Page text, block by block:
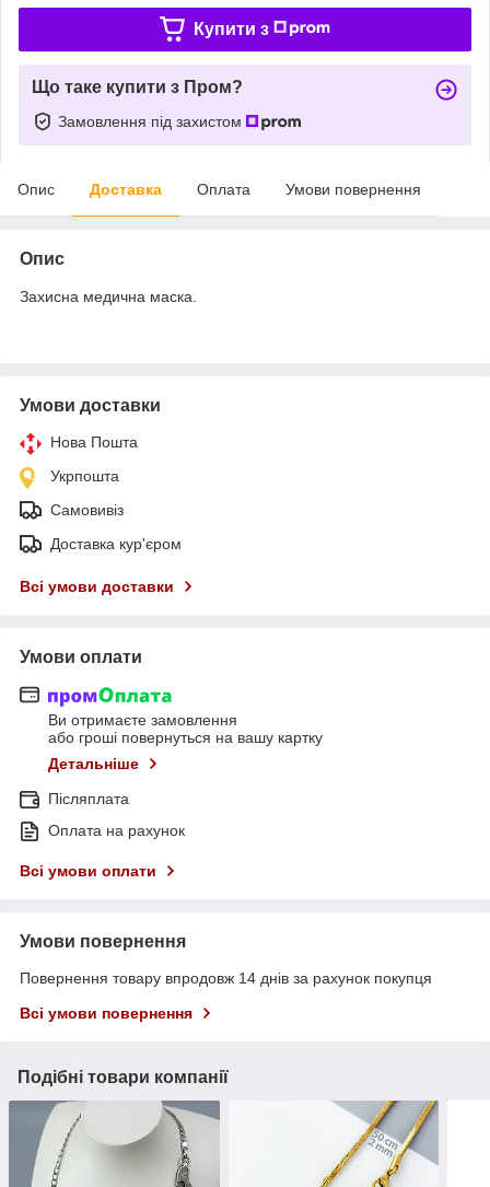
Купити з
Що таке купити з Пром?
Замовлення під захистом
Опис Доставка Оплата Умови повернення
Опис
Захисна медична маска.
Умови доставки
Нова Пошта
Укрпошта
Самовивіз
Доставка кур'єром
Всі умови доставки
Умови оплати
Ви отримаєте замовлення
або гроші повернуться на вашу картку
Детальніше
Післяплата
Оплата на рахунок
Всі умови оплати
Умови повернення
Повернення товару впродовж 14 днів за рахунок покупця
Всі умови повернення
Подібні товари компанії